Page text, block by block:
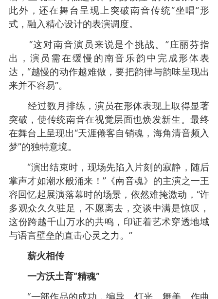
此外，还在舞台呈现上突破南音传统“坐唱”形
式，融入精心设计的表演调度。
“这对南音演员来说是个挑战。”庄丽芬指
出，演员需在缓慢的南音乐韵中完成形体表
达，“越慢的动作越难做，要把韵律与韵味呈现出
来并不容易”。
经过数月排练，演员在形体表现上取得显著
突破，使传统南音在视觉层面也焕发新生。最终
在舞台上呈现出“天涯倦客自销魂，海角清音频入
梦”的独特意境。
“演出结束时，现场先陷入片刻的寂静，随后
掌声才如潮水般涌来！”《南音魂》的主演之一王
容回忆起展演落幕时的场景，依然难掩激动，“许
多观众久久驻足，不愿离去，交谈中满是惊叹，
这份跨越千山万水的共鸣，印证着艺术穿透地域
与语言壁垒的直击心灵之力。”
薪火相传
一方沃土育“精魂”
“一部作品的成功，编导、灯光、舞美、作曲